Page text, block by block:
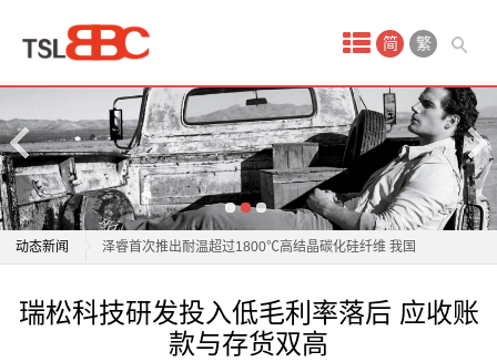
简 繁
动态新闻
宝马研发新材料：性能媲美碳纤维 碳排放减少40%
泽睿首次推出耐温超过1800℃高结晶碳化硅纤维 我国
复合材料领域重大突破
注
电子产业链升级，同宇新材以技术深耕强化材料支撑
泽睿首次推出耐温超过1800℃高结晶碳化硅纤维 我国
复合材料领域重大突破
瑞松科技研发投入低毛利率落后 应收账
款与存货双高
产
品
中